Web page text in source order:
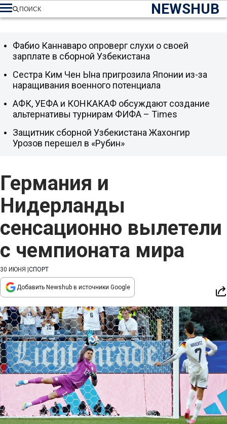
NEWSHUB
ПОИСК
Германия и
Нидерланды
сенсационно вылетели
с чемпионата мира
30 ИЮНЯ СПОРТ
Добавить Newshub в источники Google
Фабио Каннаваро опроверг слухи о своей
зарплате в сборной Узбекистана
Сестра Ким Чен Ына пригрозила Японии из-за
наращивания военного потенциала
АФК, УЕФА и КОНКАКАФ обсуждают создание
альтернативы турнирам ФИФА – Times
Защитник сборной Узбекистана Жахонгир
Урозов перешел в «Рубин»